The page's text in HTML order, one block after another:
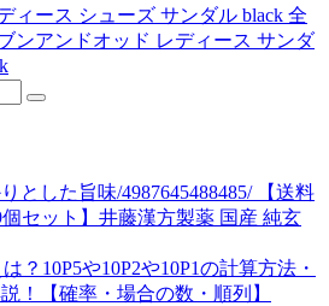
ィース シューズ サンダル black 全
ンアンドオッド レディース サンダ
とした旨味/4987645488485/ 【送料
セット】井藤漢方製薬 国産 純玄
？10P5や10P2や10P1の計算方法・
！【確率・場合の数・順列】